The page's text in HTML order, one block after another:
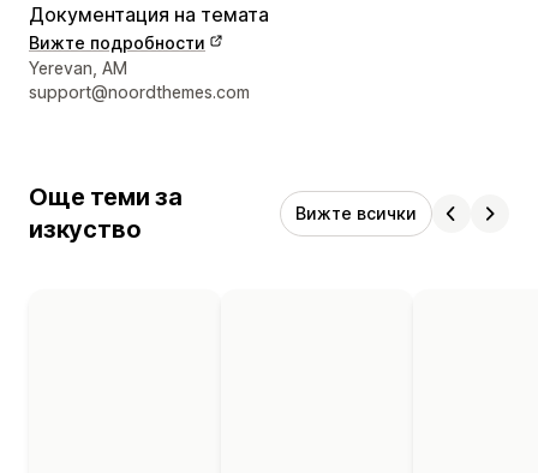
Документация на темата
Вижте подробности
Данни за връзка с дизайнера
Yerevan, AM
support@noordthemes.com
Още теми за
изкуство
Вижте всички